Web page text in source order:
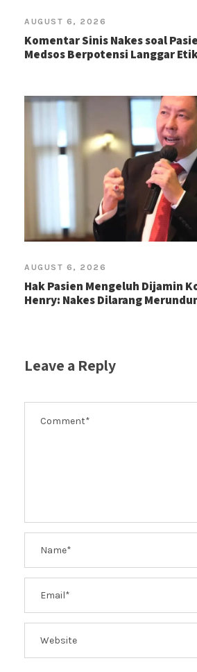
AUGUST 6, 2026
Komentar Sinis Nakes soal
Medsos Berpotensi Langgar Etik
AUGUST 6, 2026
Hak Pasien Mengeluh Dijamin
Henry: Nakes Dilarang
Leave a Reply